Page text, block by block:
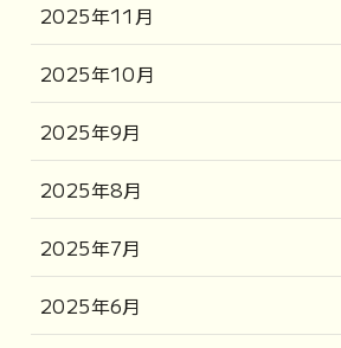
2025年11月
2025年10月
2025年9月
2025年8月
2025年7月
2025年6月